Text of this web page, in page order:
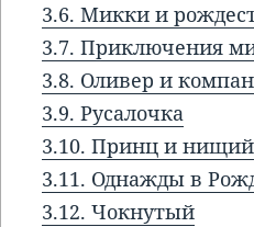
3.6. Микки и
3.7. Приключения
3.8. Оливер и
3.9. Русалочка
3.10. Принц и нищий
3.11. Однажды в
3.12. Чокнутый